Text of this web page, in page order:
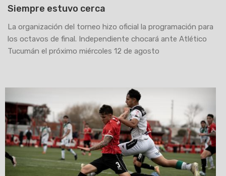
Siempre estuvo cerca
La organización del torneo hizo oficial la programación para
los octavos de final. Independiente chocará ante Atlético
Tucumán el próximo miércoles 12 de agosto